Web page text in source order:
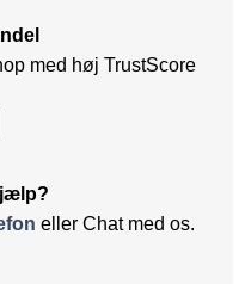
med høj TrustScore
eller Chat med os.